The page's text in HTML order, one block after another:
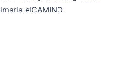
elCAMINO